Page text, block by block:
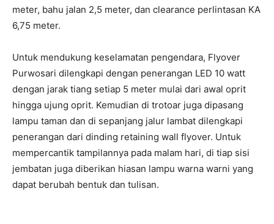
meter, bahu jalan 2,5 meter, dan clearance perlintasan KA
6,75 meter.
Untuk mendukung keselamatan pengendara, Flyover
Purwosari dilengkapi dengan penerangan LED 10 watt
dengan jarak tiang setiap 5 meter mulai dari awal oprit
hingga ujung oprit. Kemudian di trotoar juga dipasang
lampu taman dan di sepanjang jalur lambat dilengkapi
penerangan dari dinding retaining wall flyover. Untuk
mempercantik tampilannya pada malam hari, di tiap sisi
jembatan juga diberikan hiasan lampu warna warni yang
dapat berubah bentuk dan tulisan.